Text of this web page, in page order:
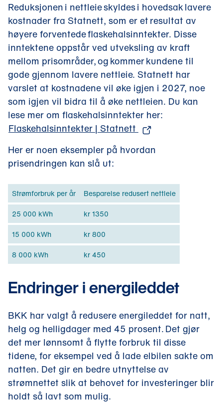
Reduksjonen i nettleie skyldes i hovedsak lavere
kostnader fra Statnett, som er et resultat av
høyere forventede flaskehalsinntekter. Disse
inntektene oppstår ved utveksling av kraft
mellom prisområder, og kommer kundene til
gode gjennom lavere nettleie. Statnett har
varslet at kostnadene vil øke igjen i 2027, noe
som igjen vil bidra til å øke nettleien. Du kan
lese mer om flaskehalsinntekter her:
Flaskehalsinntekter | Statnett
p
e
s
i
n
t
t
i
d
u
)
Her er noen eksempler på hvordan
prisendringen kan slå ut:
Strømforbruk per år
Besparelse redusert nettleie
25 000 kWh
kr 1350
15 000 kWh
kr 800
8 000 kWh
kr 450
Endringer i energileddet
BKK har valgt å redusere energileddet for natt,
helg og helligdager med 45 prosent. Det gjør
det mer lønnsomt å flytte forbruk til disse
tidene, for eksempel ved å lade elbilen sakte om
natten. Det gir en bedre utnyttelse av
strømnettet slik at behovet for investeringer blir
holdt så lavt som mulig.